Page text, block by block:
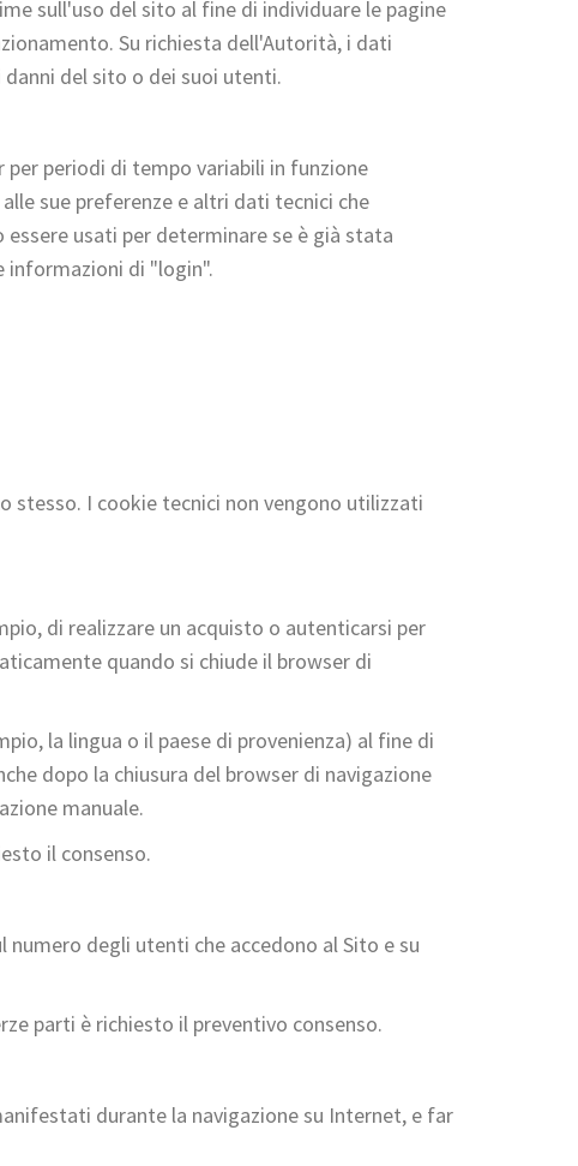
sull'uso del sito al fine di individuare le pagine
Su richiesta dell'Autorità, i dati
del sito o dei suoi utenti.
periodi di tempo variabili in funzione
sue preferenze e altri dati tecnici che
usati per determinare se è già stata
informazioni di "login".
stesso. I cookie tecnici non vengono utilizzati
di realizzare un acquisto o autenticarsi per
quando si chiude il browser di
la lingua o il paese di provenienza) al fine di
dopo la chiusura del browser di navigazione
manuale.
il consenso.
degli utenti che accedono al Sito e su
parti è richiesto il preventivo consenso.
durante la navigazione su Internet, e far